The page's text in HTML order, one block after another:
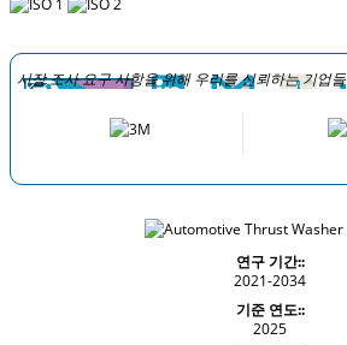
시장 조사 요구 사항을 위해 우리를 신뢰하는 기업들
연구 기간::
2021-2034
기준 연도::
2025